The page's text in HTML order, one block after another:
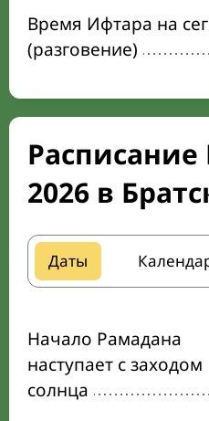
Время Ифтара на
(разговение)
2026 в
Даты
Начало Рамадана
наступает с заходом
солнца